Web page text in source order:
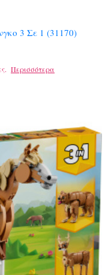
3 Σε 1 (31170)
Περισσότερα